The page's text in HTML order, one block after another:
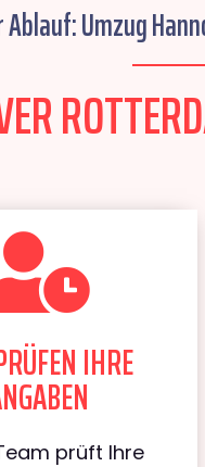
Ablauf: Umzug
IHRE
prüft Ihre